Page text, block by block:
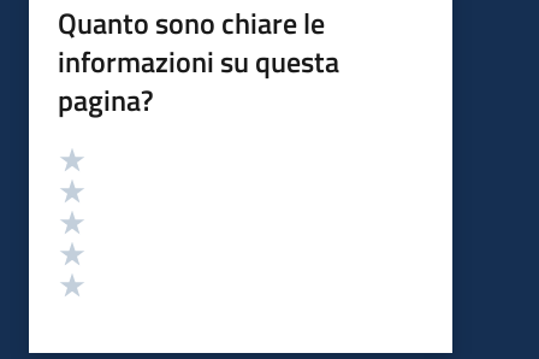
Quanto sono chiare le
informazioni su questa
pagina?
Valutazione